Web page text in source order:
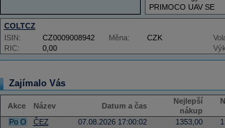
PRIMOCO UAV SE
VIG
COLTCZ
RIC: 0,00
ISIN: CZ0009008942 Měna: CZK
Zajímalo Vás
Akce Název Datum a čas
Nejlepší
nákup
Po O ČEZ 07.08.2026 17:00:02 1353,00